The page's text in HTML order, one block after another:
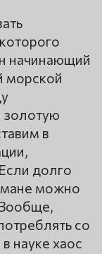
начинающий
морской
золотую
в
долго
можно
со
науке хаос